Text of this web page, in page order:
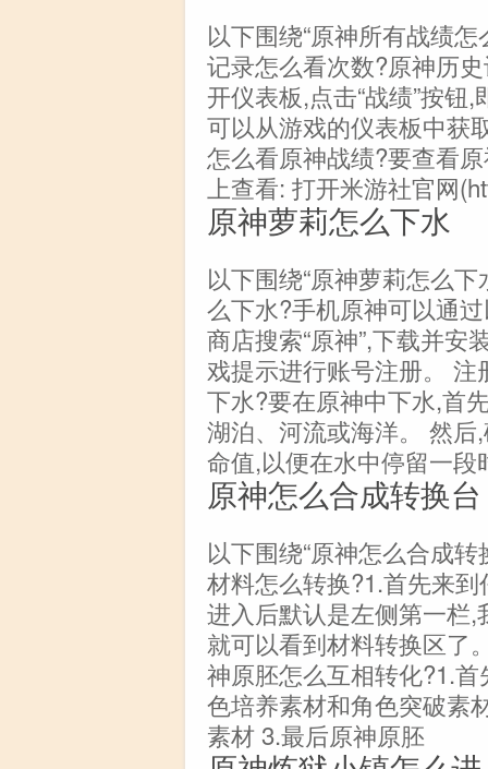
以下围绕“原神所有战绩
记录怎么看次数?原神历
开仪表板,点击“战绩”按钮
可以从游戏的仪表板中获
怎么看原神战绩?要查看
上查看: 打开米游社官网
原神萝莉怎么下水
以下围绕“原神萝莉怎么
么下水?手机原神可以通
商店搜索“原神”,下载并安
戏提示进行账号注册。
下水?要在原神中下水,首
湖泊、河流或海洋。 然
命值,以便在水中停留一段
原神怎么合成转换台
以下围绕“原神怎么合成
材料怎么转换?1.首先来
进入后默认是左侧第一栏
就可以看到材料转换区了
神原胚怎么互相转化?1.
色培养素材和角色突破素
素材 3.最后原神原胚